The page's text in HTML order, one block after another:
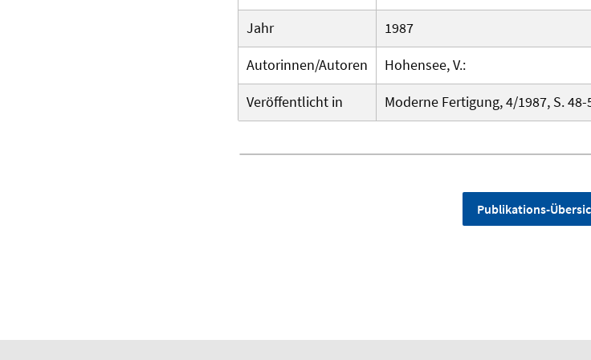
Jahr
1987
Autorinnen/Autoren
Hohensee, V.:
Veröffentlicht in
Moderne Fertigung, 4/1987, S. 48-
Publikations-